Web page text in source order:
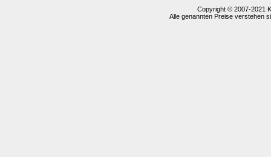
Copyright © 2007-2021
Alle genannten Preise verstehen